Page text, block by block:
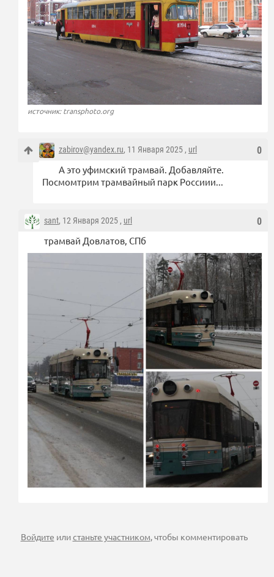
источник: transphoto.org
0
zabirov@yandex.ru, 11 Января 2025 , url
А это уфимский трамвай. Добавляйте.
Посмомтрим трамвайный парк Россиии...
0
sant, 12 Января 2025 , url
трамвай Довлатов, СПб
Войдите илистаньте участником, чтобы комментировать